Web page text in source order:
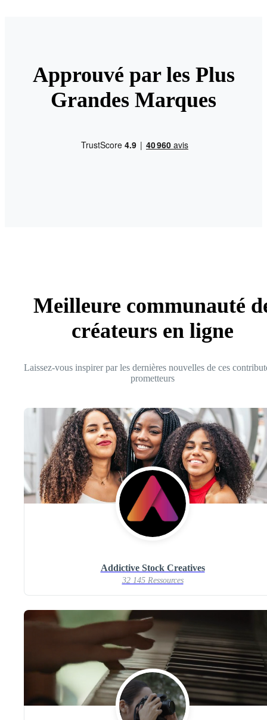
Approuvé par les Plus
Grandes Marques
Meilleure communauté
créateurs en ligne
Laissez-vous inspirer par les dernières nouvelles de ces
prometteurs
Addictive Stock Creatives
32 145 Ressources